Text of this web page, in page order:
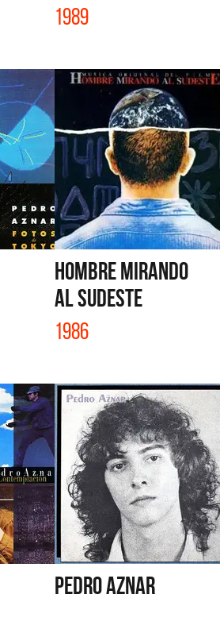
1989
HOMBRE MIRANDO
AL SUDESTE
1986
PEDRO AZNAR